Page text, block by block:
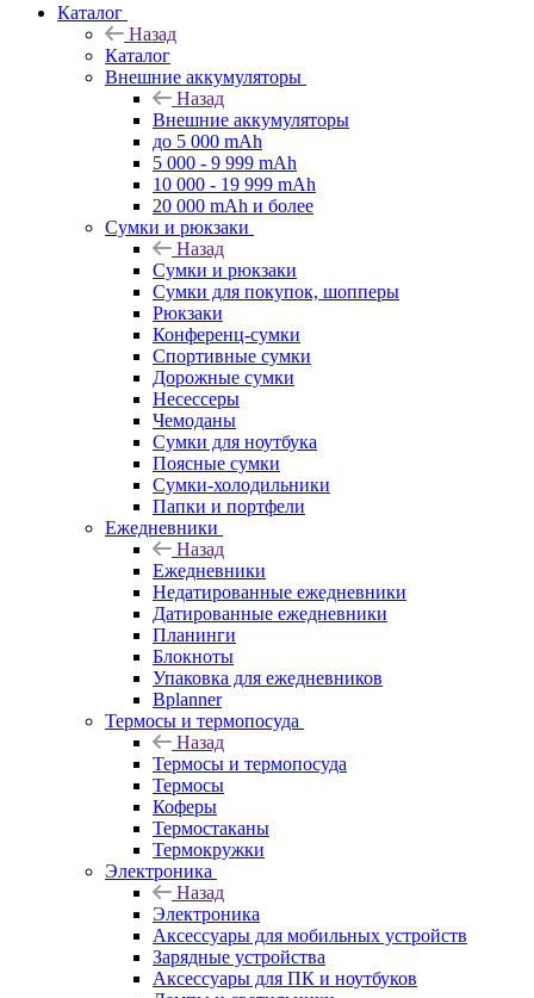
Каталог
Назад
Каталог
Внешние аккумуляторы
Назад
Внешние аккумуляторы
до 5 000 mAh
5 000 - 9 999 mAh
10 000 - 19 999 mAh
20 000 mAh и более
Сумки и рюкзаки
Назад
Сумки и рюкзаки
Сумки для покупок, шопперы
Рюкзаки
Конференц-сумки
Спортивные сумки
Дорожные сумки
Несессеры
Чемоданы
Сумки для ноутбука
Поясные сумки
Сумки-холодильники
Папки и портфели
Ежедневники
Назад
Ежедневники
Недатированные ежедневники
Датированные ежедневники
Планинги
Блокноты
Упаковка для ежедневников
Bplanner
Термосы и термопосуда
Назад
Термосы и термопосуда
Термосы
Коферы
Термостаканы
Термокружки
Электроника
Назад
Электроника
Аксессуары для мобильных устройств
Зарядные устройства
Аксессуары для ПК и ноутбуков